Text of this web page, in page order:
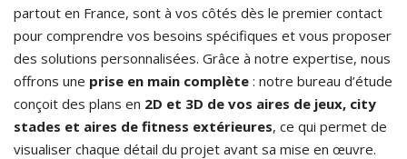
partout en France, sont à vos côtés dès le premier contact
pour comprendre vos besoins spécifiques et vous proposer
des solutions personnalisées. Grâce à notre expertise, nous
offrons une prise en main complète : notre bureau d’étude
conçoit des plans en 2D et 3D de vos aires de jeux, city
stades et aires de fitness extérieures, ce qui permet de
visualiser chaque détail du projet avant sa mise en œuvre.